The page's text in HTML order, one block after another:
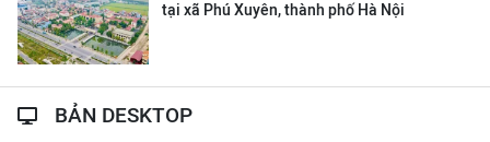
tại xã Phú Xuyên, thành phố Hà Nội
BẢN DESKTOP